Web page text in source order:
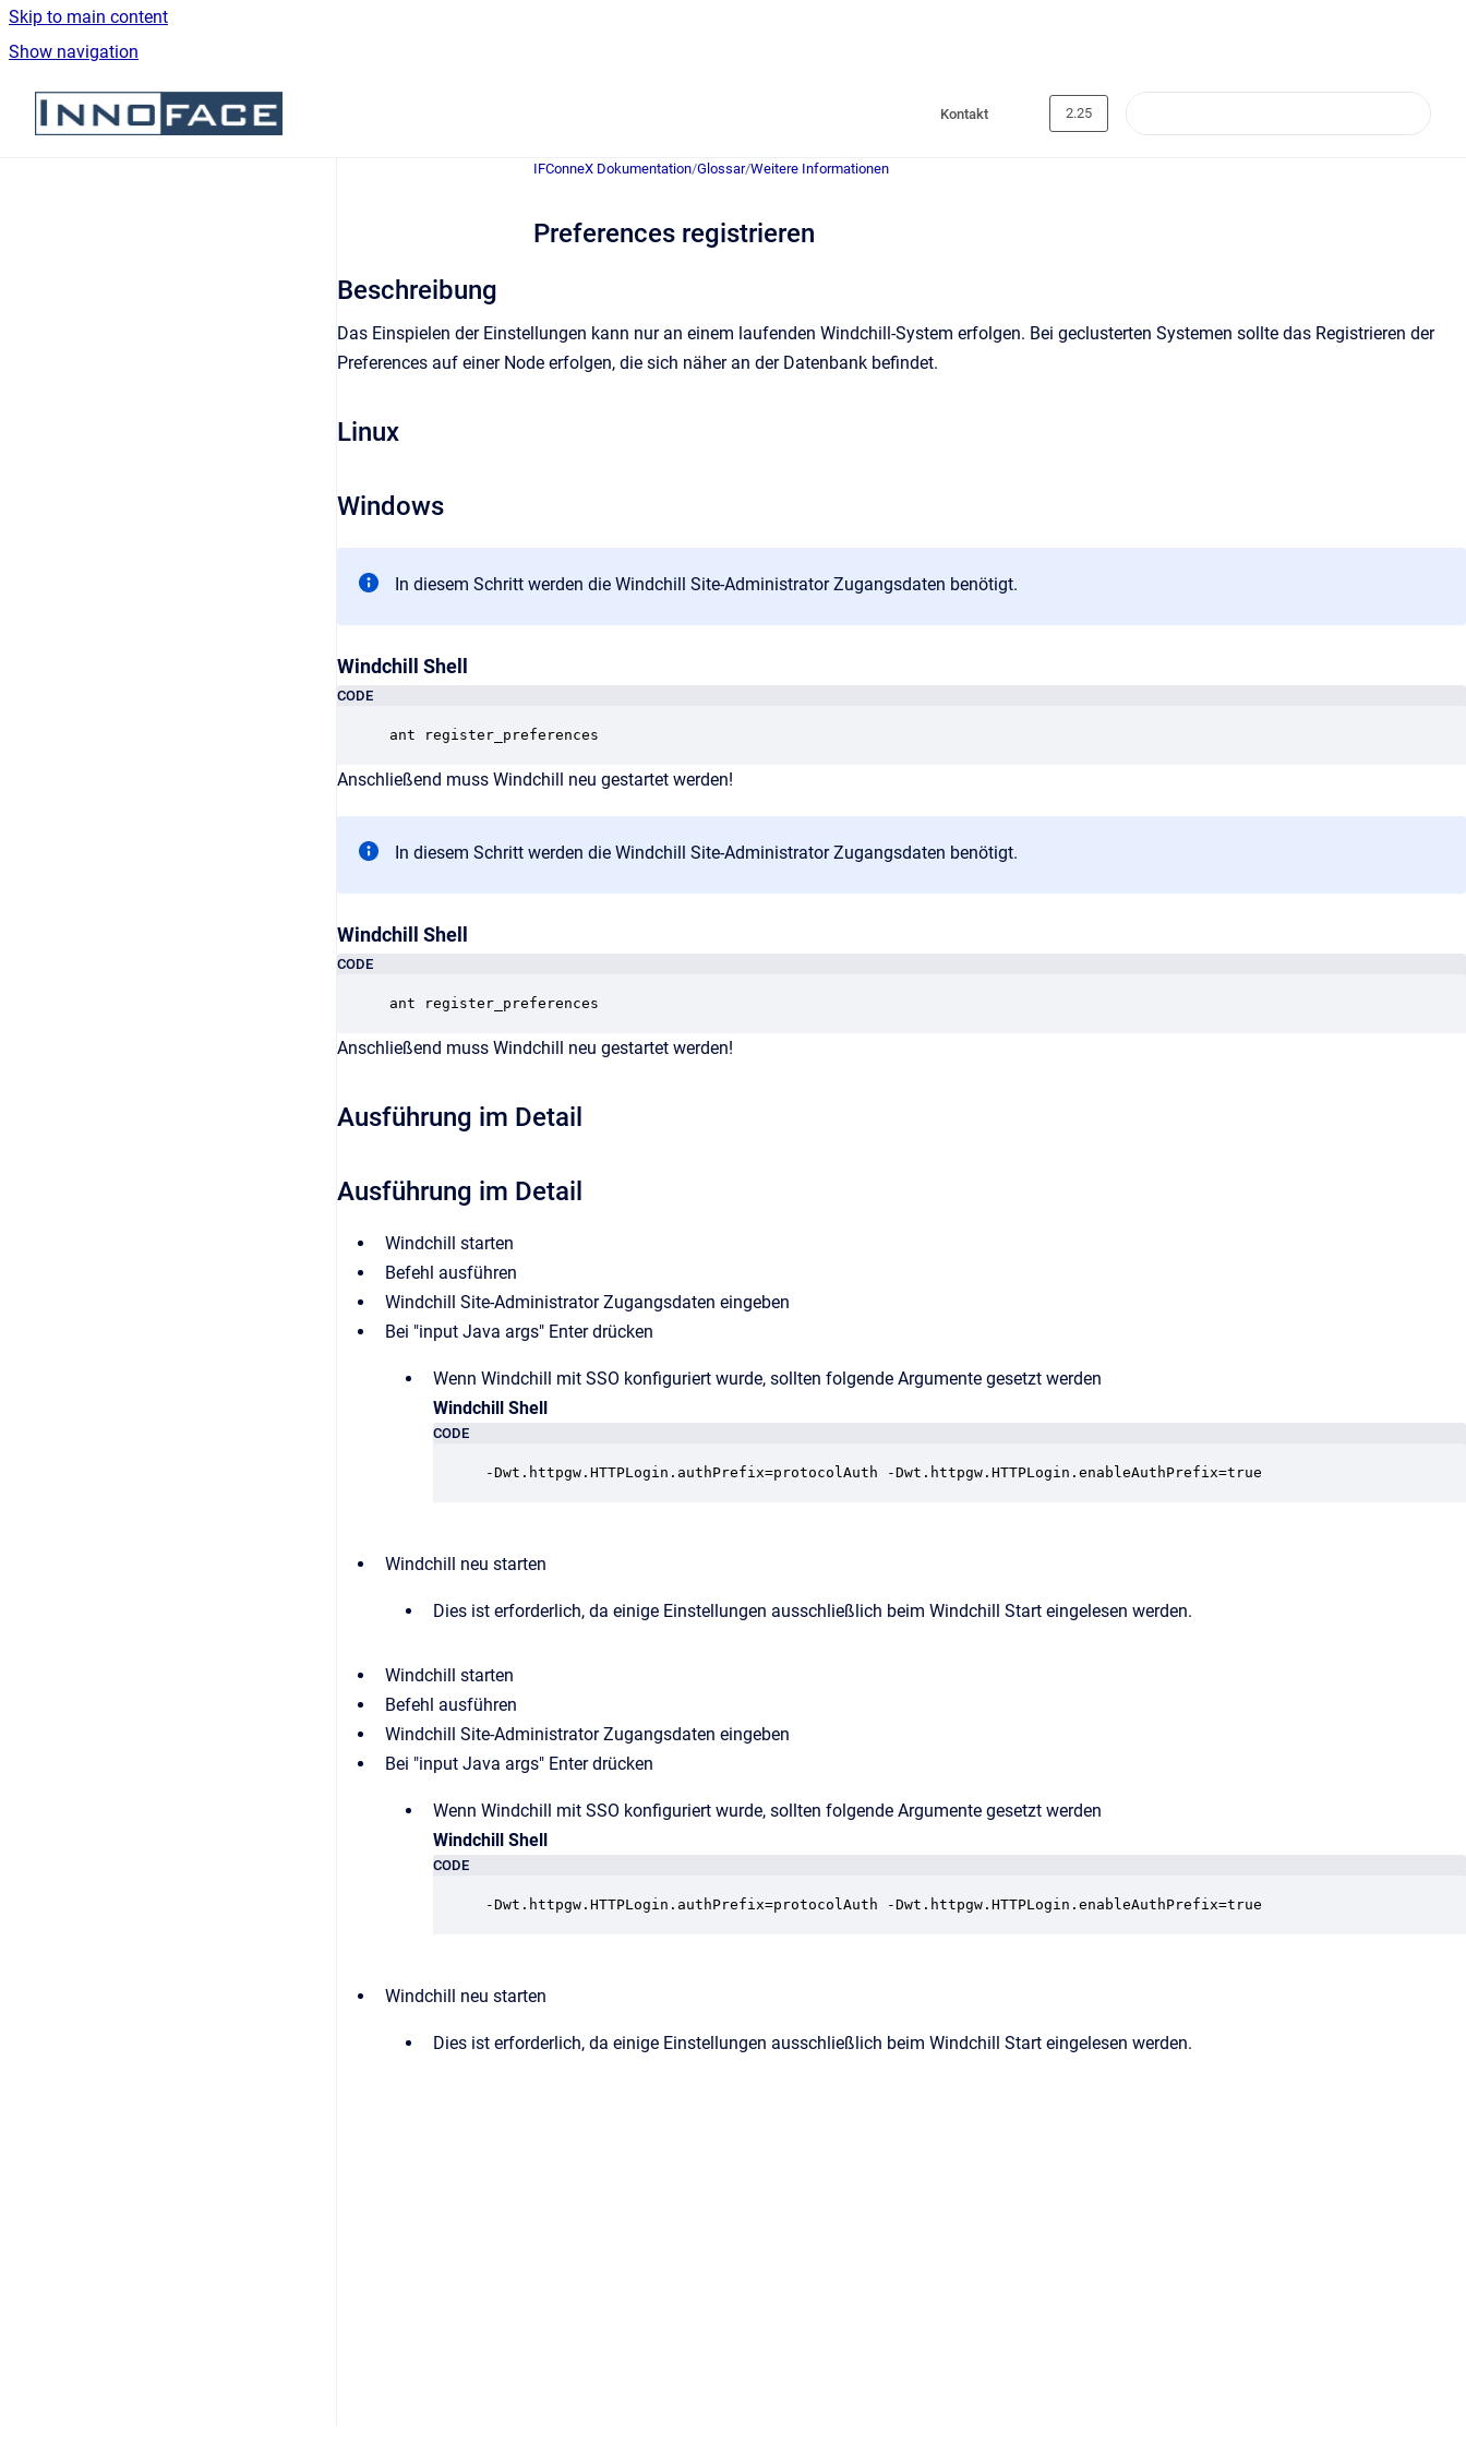
Skip to main content
Show navigation
Go to homepage
Kontakt 2.25
IFConneX Dokumentation/Glossar/Weitere Informationen
Preferences registrieren
Beschreibung
Das Einspielen der Einstellungen kann nur an einem laufenden Windchill-System erfolgen. Bei geclusterten Systemen sollte das Registrieren der
Preferences auf einer Node erfolgen, die sich näher an der Datenbank befindet.
Linux
Windows
In diesem Schritt werden die Windchill Site-Administrator Zugangsdaten benötigt.
Windchill Shell
CODE
ant register_preferences
Anschließend muss Windchill neu gestartet werden!
In diesem Schritt werden die Windchill Site-Administrator Zugangsdaten benötigt.
Windchill Shell
CODE
ant register_preferences
Anschließend muss Windchill neu gestartet werden!
Ausführung im Detail
Ausführung im Detail
Windchill starten
Befehl ausführen
Windchill Site-Administrator Zugangsdaten eingeben
Bei "input Java args" Enter drücken
Wenn Windchill mit SSO konfiguriert wurde, sollten folgende Argumente gesetzt werden
Windchill Shell
CODE
-Dwt.httpgw.HTTPLogin.authPrefix=protocolAuth -Dwt.httpgw.HTTPLogin.enableAuthPrefix=true
Windchill neu starten
Dies ist erforderlich, da einige Einstellungen ausschließlich beim Windchill Start eingelesen werden.
Windchill starten
Befehl ausführen
Windchill Site-Administrator Zugangsdaten eingeben
Bei "input Java args" Enter drücken
Wenn Windchill mit SSO konfiguriert wurde, sollten folgende Argumente gesetzt werden
Windchill Shell
CODE
-Dwt.httpgw.HTTPLogin.authPrefix=protocolAuth -Dwt.httpgw.HTTPLogin.enableAuthPrefix=true
Windchill neu starten
Dies ist erforderlich, da einige Einstellungen ausschließlich beim Windchill Start eingelesen werden.